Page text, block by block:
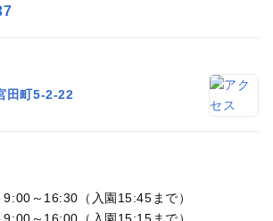
田町5-2-22
9:00～16:30（入園15:45まで）
9:00～16:00（入園15:15まで）